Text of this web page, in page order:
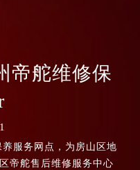
帝舵维修保
服务网点，为房山区地
帝舵售后维修服务中心